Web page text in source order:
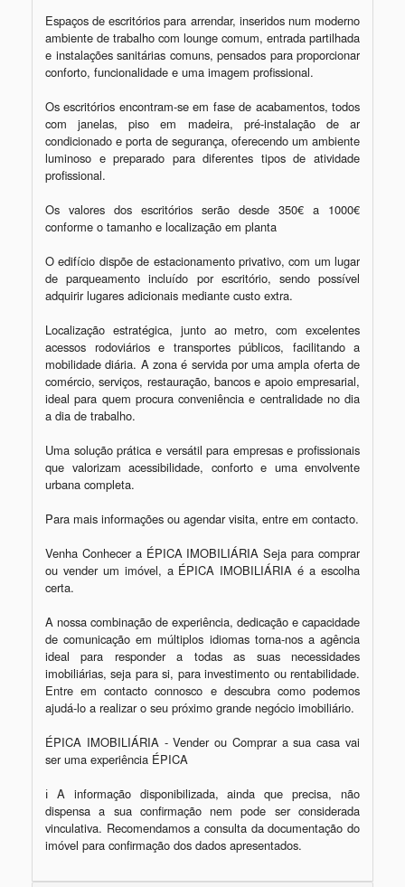
Espaços de escritórios para arrendar, inseridos num moderno
ambiente de trabalho com lounge comum, entrada partilhada
e instalações sanitárias comuns, pensados para proporcionar
conforto, funcionalidade e uma imagem profissional.
Os escritórios encontram-se em fase de acabamentos, todos
com janelas, piso em madeira, pré-instalação de ar
condicionado e porta de segurança, oferecendo um ambiente
luminoso e preparado para diferentes tipos de atividade
profissional.
Os valores dos escritórios serão desde 350€ a 1000€
conforme o tamanho e localização em planta
O edifício dispõe de estacionamento privativo, com um lugar
de parqueamento incluído por escritório, sendo possível
adquirir lugares adicionais mediante custo extra.
Localização estratégica, junto ao metro, com excelentes
acessos rodoviários e transportes públicos, facilitando a
mobilidade diária. A zona é servida por uma ampla oferta de
comércio, serviços, restauração, bancos e apoio empresarial,
ideal para quem procura conveniência e centralidade no dia
a dia de trabalho.
Uma solução prática e versátil para empresas e profissionais
que valorizam acessibilidade, conforto e uma envolvente
urbana completa.
Para mais informações ou agendar visita, entre em contacto.
Venha Conhecer a ÉPICA IMOBILIÁRIA Seja para comprar
ou vender um imóvel, a ÉPICA IMOBILIÁRIA é a escolha
certa.
A nossa combinação de experiência, dedicação e capacidade
de comunicação em múltiplos idiomas torna-nos a agência
ideal para responder a todas as suas necessidades
imobiliárias, seja para si, para investimento ou rentabilidade.
Entre em contacto connosco e descubra como podemos
ajudá-lo a realizar o seu próximo grande negócio imobiliário.
ÉPICA IMOBILIÁRIA - Vender ou Comprar a sua casa vai
ser uma experiência ÉPICA
ℹ A informação disponibilizada, ainda que precisa, não
dispensa a sua confirmação nem pode ser considerada
vinculativa. Recomendamos a consulta da documentação do
imóvel para confirmação dos dados apresentados.